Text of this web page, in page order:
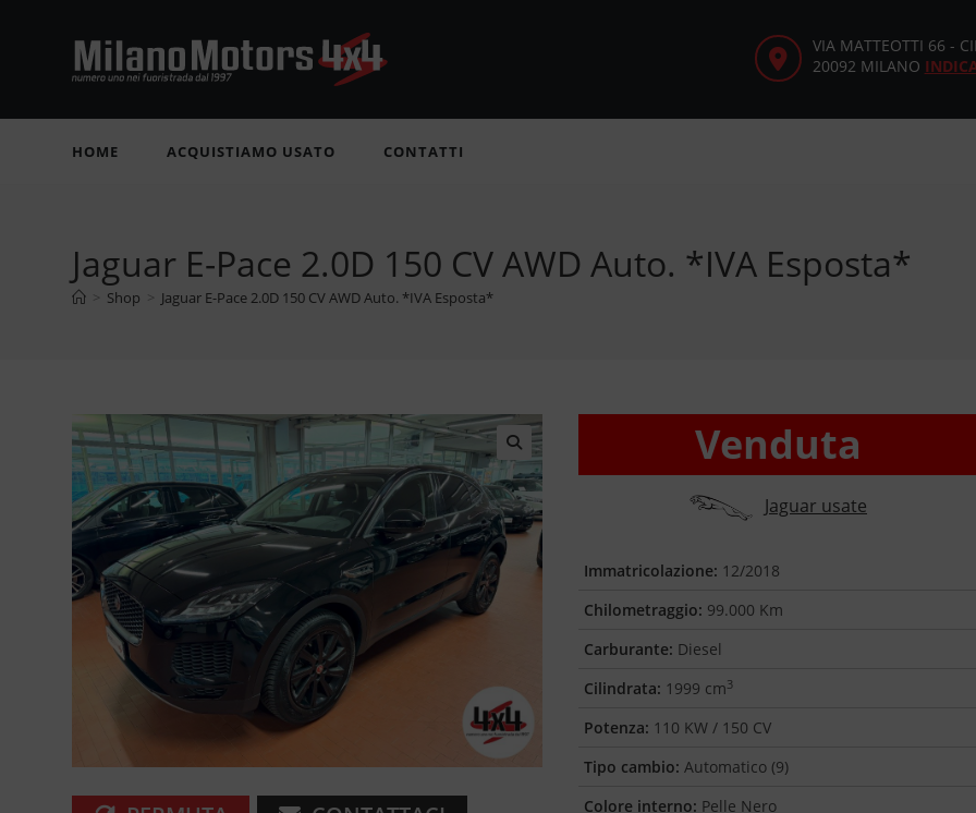
VIA MATTEOTTI 66 -
20092 MILANO
HOME ACQUISTIAMO USATO CONTATTI
Jaguar E-Pace 2.0D 150 CV AWD Auto. *IVA Esposta*
> Shop > Jaguar E-Pace 2.0D 150 CV AWD Auto. *IVA Esposta*
🔍
Venduta
Jaguar usate
Immatricolazione: 12/2018
Chilometraggio: 99.000 Km
Carburante: Diesel
Cilindrata: 1999 cm3
Potenza: 110 KW / 150 CV
Tipo cambio: Automatico (9)
Colore interno: Pelle Nero